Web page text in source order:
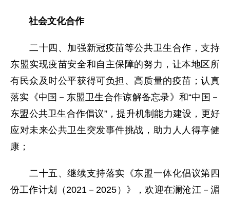
社会文化合作
二十四、加强新冠疫苗等公共卫生合作，支持
东盟实现疫苗安全和自主保障的努力，让本地区所
有民众及时公平获得可负担、高质量的疫苗；认真
落实《中国－东盟卫生合作谅解备忘录》和“中国－
东盟公共卫生合作倡议”，提升机制能力建设，更好
应对未来公共卫生突发事件挑战，助力人人得享健
康；
二十五、继续支持落实《东盟一体化倡议第四
份工作计划（2021－2025）》，欢迎在澜沧江－湄